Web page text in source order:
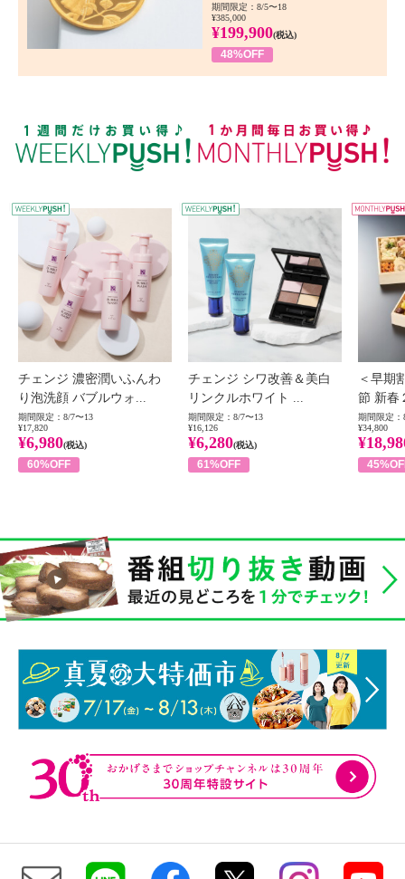
期間限定：8/5〜18
¥385,000
¥199,900(税込)
48%OFF
WEEKLY PUSH
チェンジ 濃密潤いふんわ
り泡洗顔 バブルウォ...
期間限定：8/7〜13
¥17,820
¥6,980(税込)
60%OFF
チェンジ シワ改善＆美白
リンクルホワイト ...
期間限定：8/7〜13
¥16,126
¥6,280(税込)
61%OFF
＜早期
節 新春
期間限定：
¥34,800